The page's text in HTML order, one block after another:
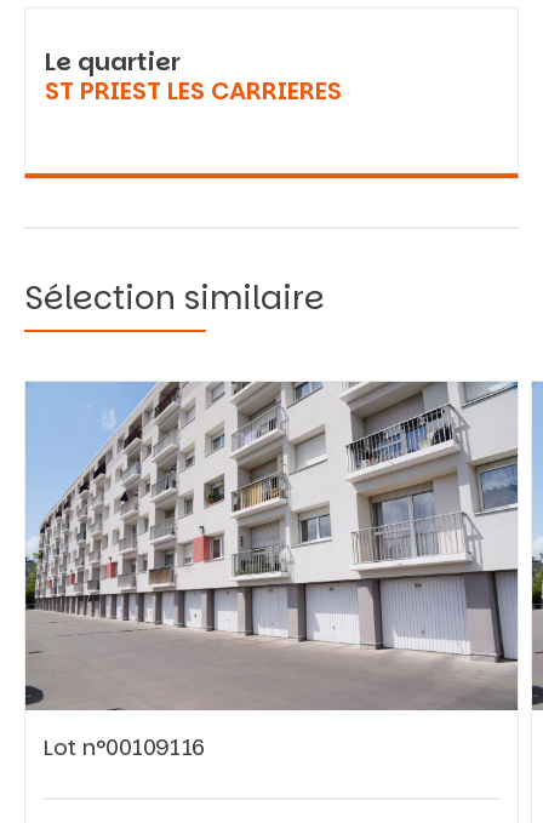
Le quartier
ST PRIEST LES CARRIERES
Sélection similaire
Lot n°00109116